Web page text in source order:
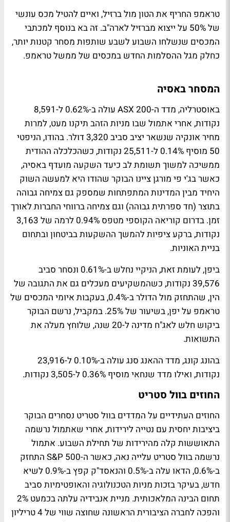
טראמפ החריף את הטון מול ברזיל, ואיים להטיל מכס עונשי
של 50% על ייצוא מברזיל לארה"ב. זה בא בנוסף למכתבי
המכסים שנשלחו השבוע לשבע שותפות מסחר קטנות יותר,
כחלק מגל ההסלמות החדש במכסים של ממשל טראמפ.
המסחר באסיה
באוסטרליה, מדד ה-ASX 200 עולה ב-0.62% ל-8,591
נקודות, אחרי אתמול שבו מניות הזהב תיקנו מעט, למרות
מחיר אונקיה שנשאר יציב סביב 3,320 דולר. בהודו, הניפטי
50 מוסיף 0.14% ל-25,511 נקודות, כשהכלכלה ההודית
ממשיכה למשוך תשומת לב כיעד השקעה מועדף באסיה,
כאשר בג'י פי מורגן ציינו הבוקר שהודו היא למעשה השוק
היחיד מבין המדינות המתפתחות שמספק גם צמיחה גבוהה
בתוצר (חד ספרתית גבוהה) וגם צמיחה ברווחי החברות לאורך
זמן. בדרום קוריאה הקוספי מטפס 0.94% לרמה של 3,163
נקודות, ברקע ציפיות להמשך ההשקעות בביטחון ובתחום
בניית האוניות.
ביפן, לעומת זאת, הניקיי נחלש ב-0.61% ונסחר סביב
39,576 נקודות, כשהמשקיעים מעכלים גם את התגובה של
הין, שהתחזק מול הדולר ב-0.4%, בעקבות איומי המכסים של
טראמפ על יפן, בשיעור של 25%. במקביל, נרשם הבוקר
ביקוש חלש לאג"ח מדינה ל-20 שנה, שלוחץ מעלה את
התשואות.
בהונג קונג, מדד ההאנג סנג עולה ב-0.10% ל-23,916
נקודות, ואילו מדד שנחאי מוסיף 0.36% ל-3,505 נקודות.
החוזים בוול סטריט
החוזים העתידיים על המדדים בוול סטריט נסחרים הבוקר
ביציבות יחסית עם נטייה לירידות, אחרי שאתמול נרשמה
התאוששות קלה מהירידות של תחילת השבוע. אתמול
נרשמה בוול סטריט עלייה נאה, כאשר ה-S&P 500 התחזק
ב-0.6%, הדאו עלה ב-0.5% והנאסד"ק קפץ ב-0.9% לשיא
חדש, בעיקר בזכות מניות הטכנולוגיה והאופטימיות סביב
תחום הבינה המלאכותית. מניית אנבידיה עלתה בכמעט 2%
והפכה לחברה הציבורית הראשונה שחוצה שווי של 4 טריליון